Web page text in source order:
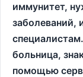
иммунитет,
заболеваний,
больница,
помощью